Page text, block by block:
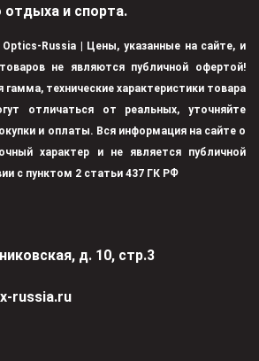
отдыха и спорта.
Russia | Цены, указанные на сайте, и
не являются публичной офертой!
гамма, технические характеристики товара
отличаться от реальных, уточняйте
и оплаты. Вся информация на сайте о
характер и не является публичной
с пунктом 2 статьи 437 ГК РФ
д. 10, стр.3
russia.ru